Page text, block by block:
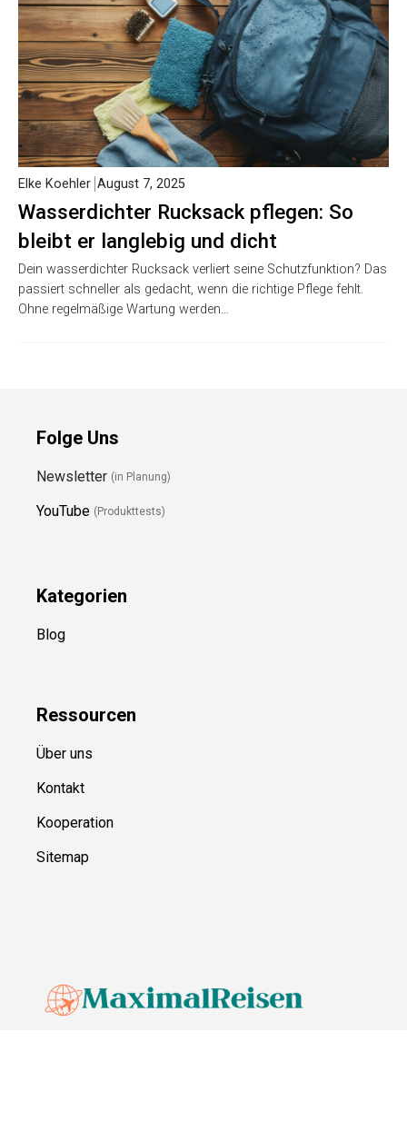
Wasserdichter Rucksack pflegen: So
bleibt er langlebig und dicht
Elke Koehler August 7, 2025
Dein wasserdichter Rucksack verliert seine Schutzfunktion? Das
passiert schneller als gedacht, wenn die richtige Pflege fehlt.
Ohne regelmäßige Wartung werden…
Folge Uns
Newsletter (in Planung)
YouTube (Produkttests)
Kategorien
Blog
Ressourcen
Über uns
Kontakt
Kooperation
Sitemap